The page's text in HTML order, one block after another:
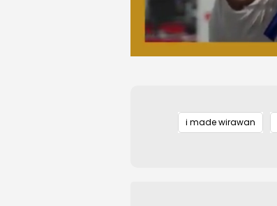
i made wirawan